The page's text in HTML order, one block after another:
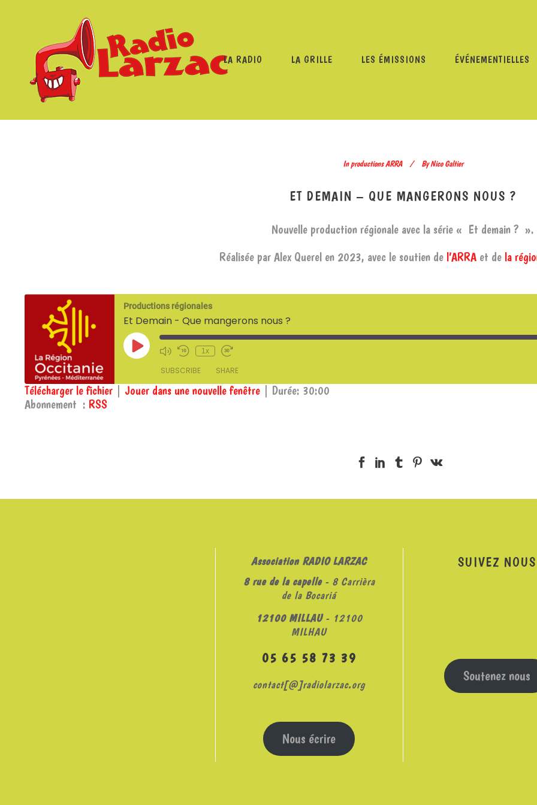
LA RADIO LA GRILLE LES ÉMISSIONS ÉVÉNEMENTIELLES
In productions ARRA By Nico Galtier
ET DEMAIN – QUE MANGERONS NOUS ?
Nouvelle production régionale avec la série « Et demain ? ».
Réalisée par Alex Querel en 2023, avec le soutien de l’ARRAet de la
Productions régionales
Et Demain - Que mangerons nous ?
Play
Episode
1x
SUBSCRIBE SHARE
RSS
SHARE
Télécharger le fichier Jouer dans une nouvelle fenêtre
Durée: 30:00
Abonnement : RSS
Association RADIO LARZAC
8 rue de la capelle- 8 Carrièra
de la Bocariá
12100 MILLAU- 12100
MILHAU
05 65 58 73 39
contact[@]radiolarzac.org
Nous écrire
SUIVEZ NOUS
Soutenez nous